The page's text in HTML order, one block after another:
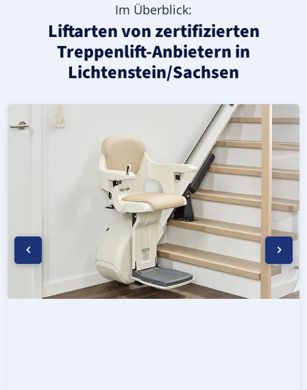
Im Überblick:
Liftarten von zertifizierten
Treppenlift-Anbietern in
Lichtenstein/Sachsen
Moderner gerader Treppenlift in Lichtenstein/
Geprüfter, gebrauchter Treppenlift für gerade
Neuer Treppenlift für gerade Treppen in Lichtenstein/